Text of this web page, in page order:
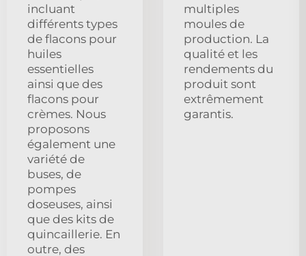
incluant
différents types
de flacons pour
huiles
essentielles
ainsi que des
flacons pour
crèmes. Nous
proposons
également une
variété de
buses, de
pompes
doseuses, ainsi
que des kits de
quincaillerie. En
outre, des
multiples
moules de
production. La
qualité et les
rendements du
produit sont
extrêmement
garantis.